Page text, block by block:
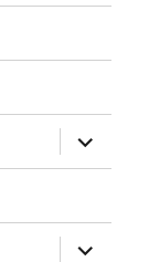
ouvrir
le
sous-
ouvrir